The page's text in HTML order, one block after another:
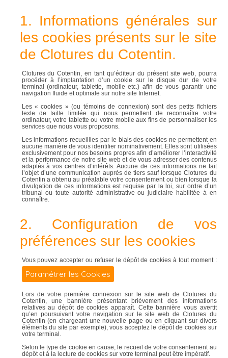
1. Informations générales sur
les cookies présents sur le site
de Clotures du Cotentin.
Clotures du Cotentin, en tant qu’éditeur du présent site web, pourra
procéder à l’implantation d’un cookie sur le disque dur de votre
terminal (ordinateur, tablette, mobile etc.) afin de vous garantir une
navigation fluide et optimale sur notre site Internet.
Les « cookies » (ou témoins de connexion) sont des petits fichiers
texte de taille limitée qui nous permettent de reconnaître votre
ordinateur, votre tablette ou votre mobile aux fins de personnaliser les
services que nous vous proposons.
Les informations recueillies par le biais des cookies ne permettent en
aucune manière de vous identifier nominativement. Elles sont utilisées
exclusivement pour nos besoins propres afin d’améliorer l’interactivité
et la performance de notre site web et de vous adresser des contenus
adaptés à vos centres d’intérêts. Aucune de ces informations ne fait
l’objet d’une communication auprès de tiers sauf lorsque Clotures du
Cotentin a obtenu au préalable votre consentement ou bien lorsque la
divulgation de ces informations est requise par la loi, sur ordre d’un
tribunal ou toute autorité administrative ou judiciaire habilitée à en
connaître.
2. Configuration de vos
préférences sur les cookies
Vous pouvez accepter ou refuser le dépôt de cookies à tout moment :
Paramétrer les Cookies
Lors de votre première connexion sur le site web de Clotures du
Cotentin, une bannière présentant brièvement des informations
relatives au dépôt de cookies apparaît. Cette bannière vous avertit
qu’en poursuivant votre navigation sur le site web de Clotures du
Cotentin (en chargeant une nouvelle page ou en cliquant sur divers
éléments du site par exemple), vous acceptez le dépôt de cookies sur
votre terminal.
Selon le type de cookie en cause, le recueil de votre consentement au
dépôt et à la lecture de cookies sur votre terminal peut être impératif.